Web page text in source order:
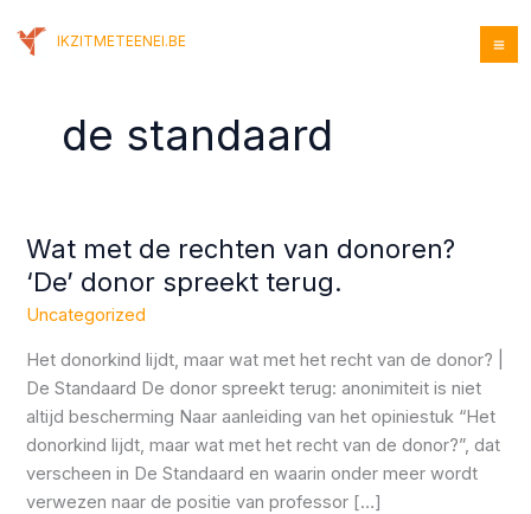
IKZITMETEENEI.BE
de standaard
Wat met de rechten van donoren?
‘De’ donor spreekt terug.
Uncategorized
Het donorkind lijdt, maar wat met het recht van de donor? |
De Standaard De donor spreekt terug: anonimiteit is niet
altijd bescherming Naar aanleiding van het opiniestuk “Het
donorkind lijdt, maar wat met het recht van de donor?”, dat
verscheen in De Standaard en waarin onder meer wordt
verwezen naar de positie van professor […]
Wat
met
rechten
van
donoren?
‘De’
donor
spreekt
terug.